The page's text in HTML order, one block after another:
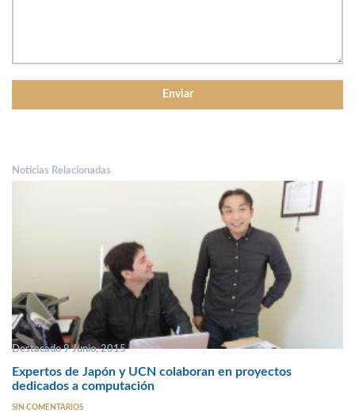
Noticias Relacionadas
Destacado 9 Junio, 2015
Expertos de Japón y UCN colaboran en proyectos
dedicados a computación
SIN COMENTARIOS